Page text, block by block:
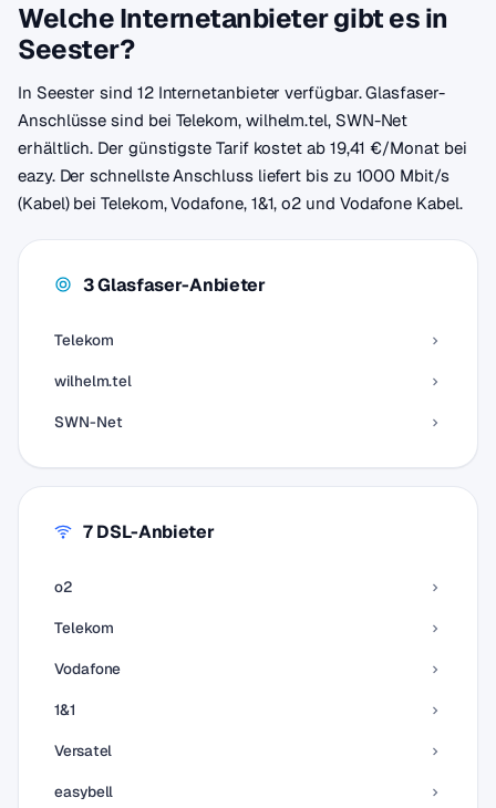
Welche Internetanbieter gibt es in
Seester?
In Seester sind 12 Internetanbieter verfügbar. Glasfaser-
Anschlüsse sind bei Telekom, wilhelm.tel, SWN-Net
erhältlich. Der günstigste Tarif kostet ab 19,41 €/Monat bei
eazy. Der schnellste Anschluss liefert bis zu 1000 Mbit/s
(Kabel) bei Telekom, Vodafone, 1&1, o2 und Vodafone Kabel.
3 Glasfaser-Anbieter
Telekom
wilhelm.tel
SWN-Net
7 DSL-Anbieter
o2
Telekom
Vodafone
1&1
Versatel
easybell